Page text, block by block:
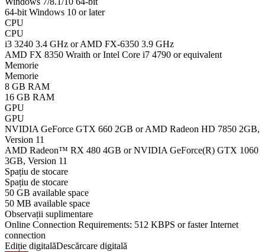
64-bit Windows 10 or later
CPU
CPU
i3 3240 3.4 GHz or AMD FX-6350 3.9 GHz
AMD FX 8350 Wraith or Intel Core i7 4790 or equivalent
Memorie
Memorie
8 GB RAM
16 GB RAM
GPU
GPU
NVIDIA GeForce GTX 660 2GB or AMD Radeon HD 7850 2GB,
Version 11
AMD Radeon™ RX 480 4GB or NVIDIA GeForce(R) GTX 1060
3GB, Version 11
Spațiu de stocare
Spațiu de stocare
50 GB available space
50 MB available space
Observații suplimentare
Online Connection Requirements: 512 KBPS or faster Internet
connection
Ediție digitalăDescărcare digitală